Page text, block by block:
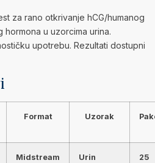
za rano otkrivanje hCG/humanog
u uzorcima urina.
upotrebu. Rezultati dostupni
Format Uzorak
Midstream Urin 25